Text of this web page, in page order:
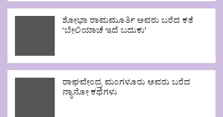
ಶೋಭಾ ರಾಮಮೂರ್ತಿ ಅವರು ಬರೆದ ಕತೆ
‘ಬೇಲಿಯಾಚೆ ಇದೆ ಬದುಕು’
ರಾಘವೇಂದ್ರ ಮಂಗಳೂರು ಅವರು ಬರೆದ
ನ್ಯಾನೋ ಕಥೆಗಳು